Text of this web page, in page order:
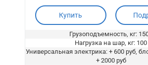
Купить
Грузоподъемность, кг:
Нагрузка на шар, кг: 100
Универсальная электрика: + 600 руб,
+ 2000 руб